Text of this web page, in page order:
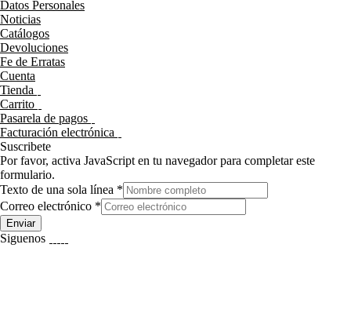
Datos Personales
Noticias
Catálogos
Devoluciones
Fe de Erratas
Cuenta
Tienda
Carrito
Pasarela de pagos
Facturación electrónica
Suscribete
Por favor, activa JavaScript en tu navegador para completar este
formulario.
Texto de una sola línea *
Correo electrónico *
Enviar
Siguenos